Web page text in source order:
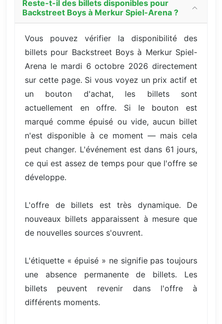
Reste-t-il des billets disponibles pour
Backstreet Boys à Merkur Spiel-Arena ?
Vous pouvez vérifier la disponibilité des
billets pour Backstreet Boys à Merkur Spiel-
Arena le mardi 6 octobre 2026 directement
sur cette page. Si vous voyez un prix actif et
un bouton d'achat, les billets sont
actuellement en offre. Si le bouton est
marqué comme épuisé ou vide, aucun billet
n'est disponible à ce moment — mais cela
peut changer. L'événement est dans 61 jours,
ce qui est assez de temps pour que l'offre se
développe.
L'offre de billets est très dynamique. De
nouveaux billets apparaissent à mesure que
de nouvelles sources s'ouvrent.
L'étiquette « épuisé » ne signifie pas toujours
une absence permanente de billets. Les
billets peuvent revenir dans l'offre à
différents moments.